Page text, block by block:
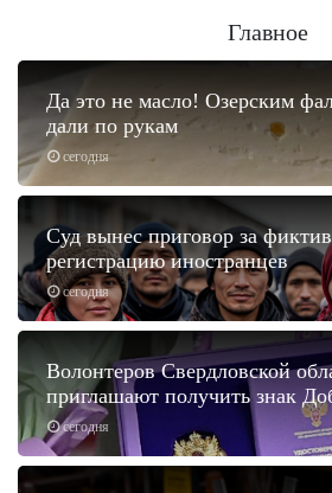
Главное
сегодня
Да это не масло! Озерским
дали по рукам
сегодня
Суд вынес приговор за
регистрацию иностранцев
сегодня
Волонтеров Свердловской
приглашают получить знак